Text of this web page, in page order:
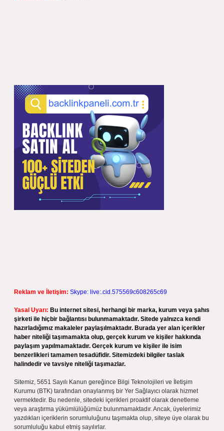
Reklam ve İletişim: Skype: live:.cid.575569c608265c69
Yasal Uyarı: Bu internet sitesi, herhangi bir marka, kurum veya şahıs
şirketi ile hiçbir bağlantısı bulunmamaktadır. Sitede yalnızca kendi
hazırladığımız makaleler paylaşılmaktadır. Burada yer alan içerikler
haber niteliği taşımamakta olup, gerçek kurum ve kişiler hakkında
paylaşım yapılmamaktadır. Gerçek kurum ve kişiler ile isim
benzerlikleri tamamen tesadüfidir. Sitemizdeki bilgiler taslak
halindedir ve tavsiye niteliği taşımazlar.
Sitemiz, 5651 Sayılı Kanun gereğince Bilgi Teknolojileri ve İletişim
Kurumu (BTK) tarafından onaylanmış bir Yer Sağlayıcı olarak hizmet
vermektedir. Bu nedenle, sitedeki içerikleri proaktif olarak denetleme
veya araştırma yükümlülüğümüz bulunmamaktadır. Ancak, üyelerimiz
yazdıkları içeriklerin sorumluluğunu taşımakta olup, siteye üye olarak bu
sorumluluğu kabul etmiş sayılırlar.